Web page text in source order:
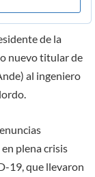
de la
nuevo titular de
al ingeniero
plena crisis
19, que llevaron